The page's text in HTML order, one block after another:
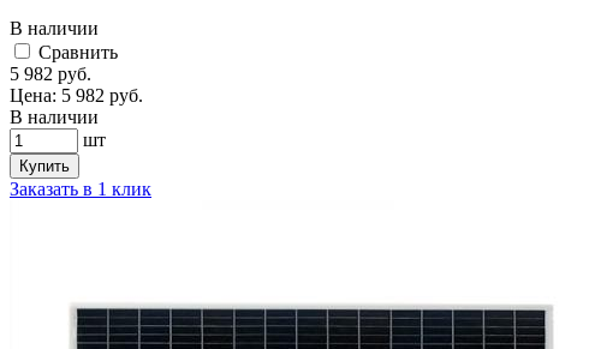
В наличии
Cравнить
5 982 руб.
Цена: 5 982 руб.
В наличии
шт
Купить
Заказать в 1 клик